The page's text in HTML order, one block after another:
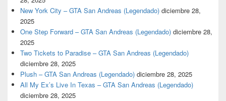
New York City – GTA San Andreas (Legendado) diciembre 28,
2025
One Step Forward – GTA San Andreas (Legendado) diciembre 28,
2025
Two Tickets to Paradise – GTA San Andreas (Legendado)
diciembre 28, 2025
Plush – GTA San Andreas (Legendado) diciembre 28, 2025
All My Ex’s Live In Texas – GTA San Andreas (Legendado)
diciembre 28, 2025